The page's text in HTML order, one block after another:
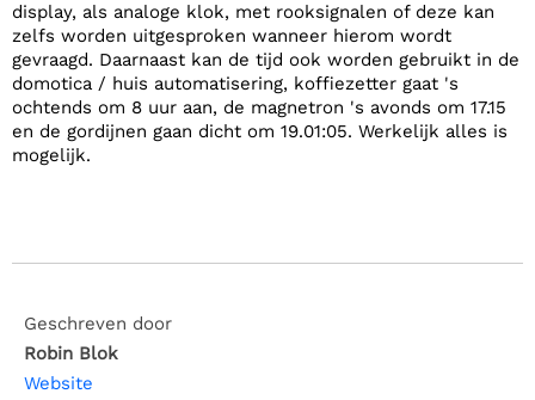
display, als analoge klok, met rooksignalen of deze kan
zelfs worden uitgesproken wanneer hierom wordt
gevraagd. Daarnaast kan de tijd ook worden gebruikt in de
domotica / huis automatisering, koffiezetter gaat 's
ochtends om 8 uur aan, de magnetron 's avonds om 17.15
en de gordijnen gaan dicht om 19.01:05. Werkelijk alles is
mogelijk.
Geschreven door
Robin Blok
Website